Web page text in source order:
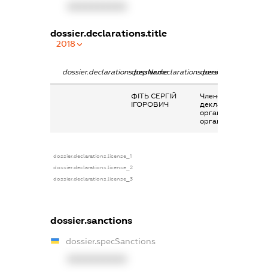
dossier.declarations.title
2018
dossier.declarations.pepNamedossier.declarations.personName
ФІТЬ СЕРГІЙ
ІГОРОВИЧ
Членство суб’єкта
декларування в
організаціях та їх
органах
dossier.declarations.license_1
dossier.declarations.license_2
dossier.declarations.license_3
dossier.sanctions
dossier.specSanctions